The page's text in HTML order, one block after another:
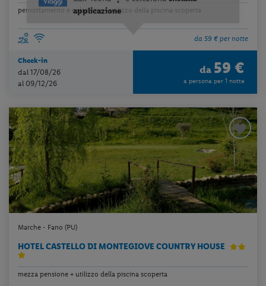
pernottamento e colazione + utilizzo della piscina scoperta
da 59 € per notte
Check-in
dal 17/08/26
al 09/12/26
da 59 €
a persona per 1 notte
Marche - Fano (PU)
HOTEL CASTELLO DI MONTEGIOVE COUNTRY HOUSE
mezza pensione + utilizzo della piscina scoperta